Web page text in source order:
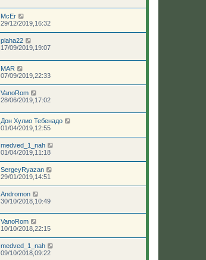
McEr
29/12/2019,16:32
plaha22
17/09/2019,19:07
MAR
07/09/2019,22:33
VanoRom
28/06/2019,17:02
Дон Хулио Тебенадо
01/04/2019,12:55
medved_1_nah
01/04/2019,11:18
SergeyRyazan
29/01/2019,14:51
Andromon
30/10/2018,10:49
VanoRom
10/10/2018,22:15
medved_1_nah
09/10/2018,09:22